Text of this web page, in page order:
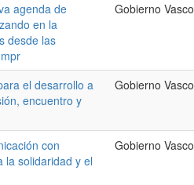
agenda de
en la
desde las
Gobierno Vasco
el desarrollo a
encuentro y
Gobierno Vasco
con
la solidaridad y el
Gobierno Vasco